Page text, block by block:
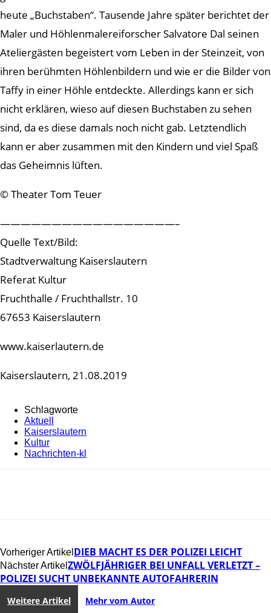
heute „Buchstaben“. Tausende Jahre später berichtet der
Maler und Höhlenmalereiforscher Salvatore Dal seinen
Ateliergästen begeistert vom Leben in der Steinzeit, von
ihren berühmten Höhlenbildern und wie er die Bilder von
Taffy in einer Höhle entdeckte. Allerdings kann er sich
nicht erklären, wieso auf diesen Buchstaben zu sehen
sind, da es diese damals noch nicht gab. Letztendlich
kann er aber zusammen mit den Kindern und viel Spaß
das Geheimnis lüften.
© Theater Tom Teuer
—————————————————–
Quelle Text/Bild:
Stadtverwaltung Kaiserslautern
Referat Kultur
Fruchthalle / Fruchthallstr. 10
67653 Kaiserslautern
www.kaiserlautern.de
Kaiserslautern, 21.08.2019
Schlagworte
Aktuell
Kaiserslautern
Kultur
Nachrichten-kl
Vorheriger Artikel DIEB MACHT ES DER POLIZEI LEICHT
Nächster Artikel ZWÖLFJÄHRIGER BEI UNFALL VERLETZT –
POLIZEI SUCHT UNBEKANNTE AUTOFAHRERIN
Weitere Artikel Mehr vom Autor